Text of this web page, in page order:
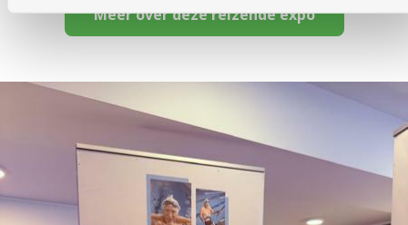
Meer over deze reizende expo